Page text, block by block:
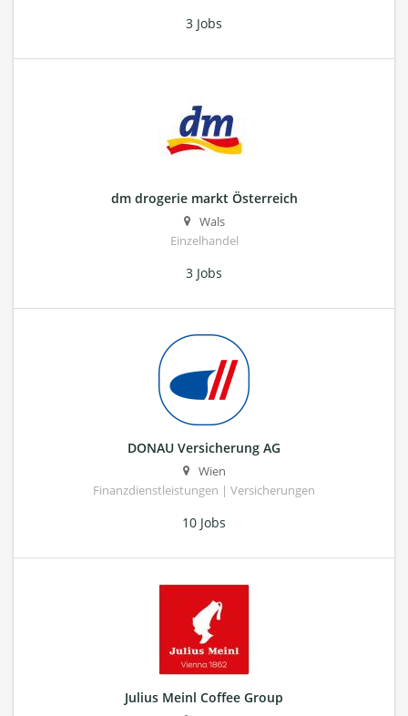
3 Jobs
dm drogerie markt Österreich
Wals
Einzelhandel
3 Jobs
DONAU Versicherung AG
Wien
Finanzdienstleistungen | Versicherungen
10 Jobs
Julius Meinl Coffee Group